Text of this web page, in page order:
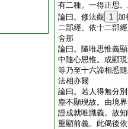
有二種。一得正思
論曰。修法觀 1
二部經。依十二部
舍那
論曰。隨唯思惟義
中隨心思惟。或顯
等乃至十六諦相悉
法相亦爾
論曰。若人得無分
塵不顯現故。由境
證成就唯識義。故
重顯前義。此偈後